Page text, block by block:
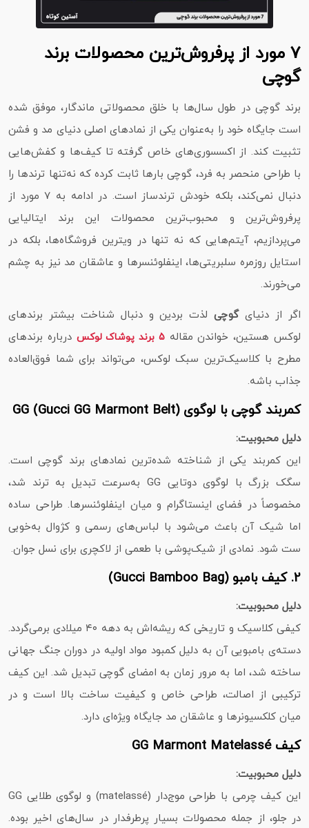
7 مورد از پرفروش‌ترین محصولات برند
گوچی
برند گوچی در طول سال‌ها با خلق محصولاتی ماندگار، موفق شده
است جایگاه خود را به‌عنوان یکی از نمادهای اصلی دنیای مد و فشن
تثبیت کند. از اکسسوری‌های خاص گرفته تا کیف‌ها و کفش‌هایی
با طراحی منحصر به‌ فرد، گوچی بارها ثابت کرده که نه‌تنها ترندها را
دنبال نمی‌کند، بلکه خودش ترندساز است. در ادامه به ۷ مورد از
پرفروش‌ترین و محبوب‌ترین محصولات این برند ایتالیایی
می‌پردازیم، آیتم‌هایی که نه‌ تنها در ویترین فروشگاه‌ها، بلکه در
استایل روزمره سلبریتی‌ها، اینفلوئنسرها و عاشقان مد نیز به چشم
می‌خورند.
اگر از دنیایگوچیلذت بردین و دنبال شناخت بیشتر برندهای
لوکس هستین، خواندن مقاله‌5 برند پوشاک لوکس
درباره برندهای
مطرح با کلاسیک‌ترین سبک لوکس، می‌تواند برای شما فوق‌العاده
جذاب باشه.
کمربند گوچی با لوگوی GG (Gucci GG Marmont Belt)
دلیل محبوبیت:
این کمربند یکی از شناخته‌ شده‌ترین نمادهای برند گوچی است.
سگک بزرگ با لوگوی دوتایی GG به‌سرعت تبدیل به ترند شد،
مخصوصاً در فضای اینستاگرام و میان اینفلوئنسرها. طراحی ساده
اما شیک آن باعث می‌شود با لباس‌های رسمی و کژوال به‌خوبی
ست شود. نمادی از شیک‌پوشی با طعمی از لاکچری برای نسل جوان.
2. کیف بامبو (Gucci Bamboo Bag)
دلیل محبوبیت:
کیفی کلاسیک و تاریخی که ریشه‌اش به دهه ۴۰ میلادی برمی‌گردد.
دسته‌ی بامبویی آن به دلیل کمبود مواد اولیه در دوران جنگ جهانی
ساخته شد، اما به مرور زمان به امضای گوچی تبدیل شد. این کیف
ترکیبی از اصالت، طراحی خاص و کیفیت ساخت بالا است و در
میان کلکسیونرها و عاشقان مد جایگاه ویژه‌ای دارد.
کیف GG Marmont Matelassé
دلیل محبوبیت:
این کیف چرمی با طراحی موج‌دار (matelassé) و لوگوی طلایی GG
در جلو، از جمله محصولات بسیار پرطرفدار در سال‌های اخیر بوده.